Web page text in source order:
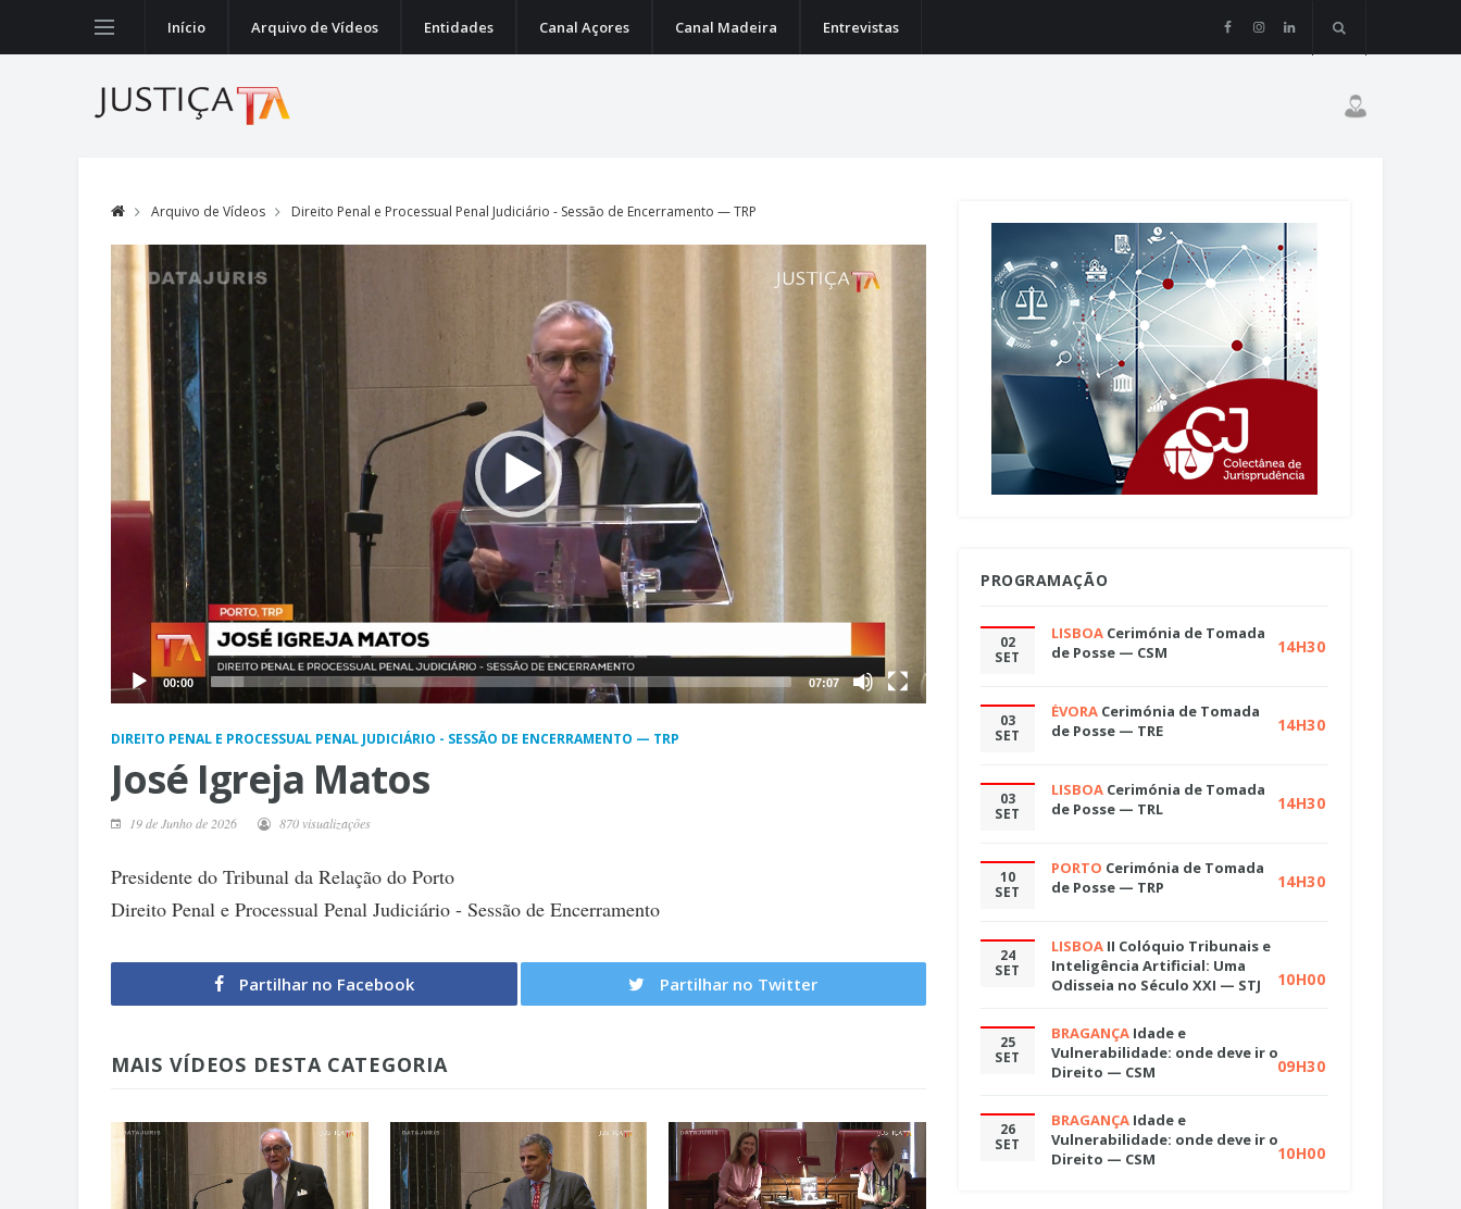
Início Arquivo de Vídeos Entidades Canal Açores Canal Madeira Entrevistas
Arquivo de Vídeos Direito Penal e Processual Penal Judiciário - Sessão de Encerramento — TRP
Video
Player
00:00 07:07
DIREITO PENAL E PROCESSUAL PENAL JUDICIÁRIO - SESSÃO DE ENCERRAMENTO — TRP
José Igreja Matos
19 de Junho de 2026 870 visualizações
Presidente do Tribunal da Relação do Porto
Direito Penal e Processual Penal Judiciário - Sessão de Encerramento
Partilhar no Facebook Partilhar no Twitter
MAIS VÍDEOS DESTA CATEGORIA
PROGRAMAÇÃO
02
SET
LISBOA Cerimónia de Tomada
de Posse — CSM
14H30
03
SET
ÉVORA Cerimónia de Tomada
de Posse — TRE
14H30
03
SET
LISBOA Cerimónia de Tomada
de Posse — TRL
14H30
10
SET
PORTO Cerimónia de Tomada
de Posse — TRP
14H30
24
SET
LISBOA II Colóquio Tribunais e
Inteligência Artificial: Uma
Odisseia no Século XXI — STJ
10H00
25
SET
BRAGANÇA Idade e
Vulnerabilidade: onde deve ir o
Direito — CSM
09H30
26
SET
BRAGANÇA Idade e
Vulnerabilidade: onde deve ir o
Direito — CSM
10H00